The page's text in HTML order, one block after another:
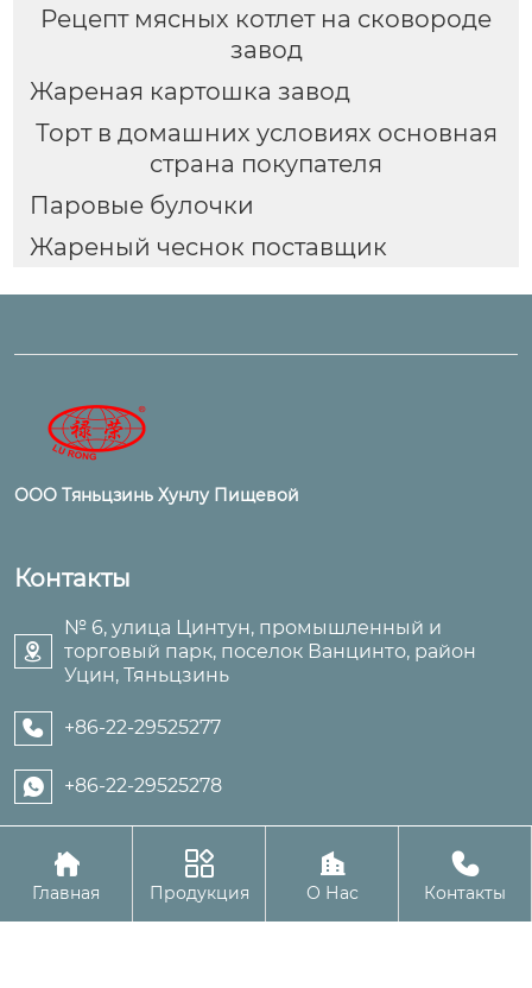
Рецепт мясных котлет на сковороде
завод
Жареная картошка завод
Торт в домашних условиях основная
страна покупателя
Паровые булочки
Жареный чеснок поставщик
ООО Тяньцзинь Хунлу Пищевой
Контакты

№ 6, улица Цинтун, промышленный и
торговый парк, поселок Ванцинто, район
Уцин, Тяньцзинь
 +86-22-29525277
 +86-22-29525278
Авторское право©ООО Тяньцзинь Хунлу Пищевой

Главная

Продукция

О Нас

Контакты